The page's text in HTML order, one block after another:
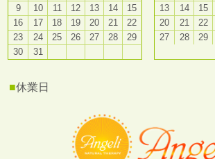
9
10 11 12 13 14
15
16
17 18 19 20 21
22
23
24 25 26 27 28
29
30
31
13
14 15
20
21 22
27
28 29
■休業日